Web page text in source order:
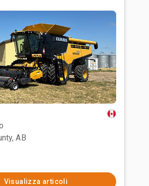
AB
Visualizza articoli